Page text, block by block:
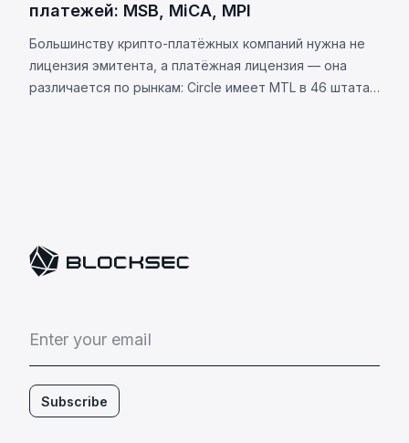
платежей: MSB, MiCA, MPI
Большинству крипто-платёжных компаний нужна не
лицензия эмитента, а платёжная лицензия — она
различается по рынкам: Circle имеет MTL в 46 штатах
Enter your email
Subscribe